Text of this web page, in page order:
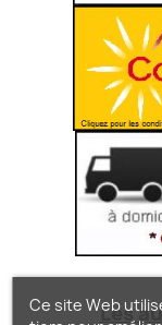
Les
Ce site Web